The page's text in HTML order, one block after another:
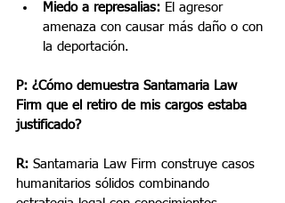
Miedo a represalias: El agresor
amenaza con causar más daño o con
la deportación.
P: ¿Cómo demuestra Santamaria Law
Firm que el retiro de mis cargos estaba
justificado?
R: Santamaria Law Firm construye casos
humanitarios sólidos combinando